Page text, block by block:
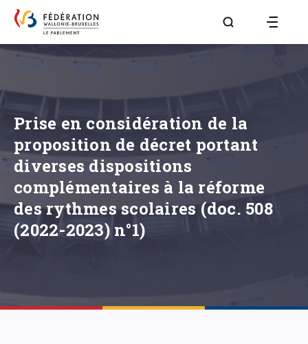
Aller à la page
Prise en considération de la
proposition de décret portant
diverses dispositions
complémentaires à la réforme
des rythmes scolaires (doc. 508
(2022-2023) n°1)